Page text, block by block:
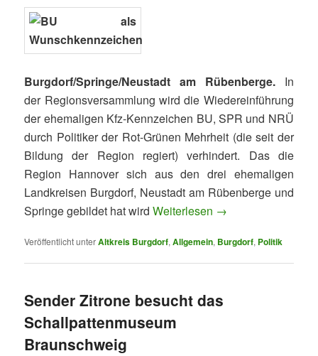
Burgdorf/Springe/Neustadt am Rübenberge.In
der Regionsversammlung wird die Wiedereinführung
der ehemaligen Kfz-Kennzeichen BU, SPR und NRÜ
durch Politiker der Rot-Grünen Mehrheit (die seit der
Bildung der Region regiert) verhindert. Das die
Region Hannover sich aus den drei ehemaligen
Landkreisen Burgdorf, Neustadt am Rübenberge und
Springe gebildet hat wirdWeiterlesen →
Veröffentlicht unterAltkreis Burgdorf,Allgemein, Burgdorf, Politik
Sender Zitrone besucht das
Schallpattenmuseum
Braunschweig